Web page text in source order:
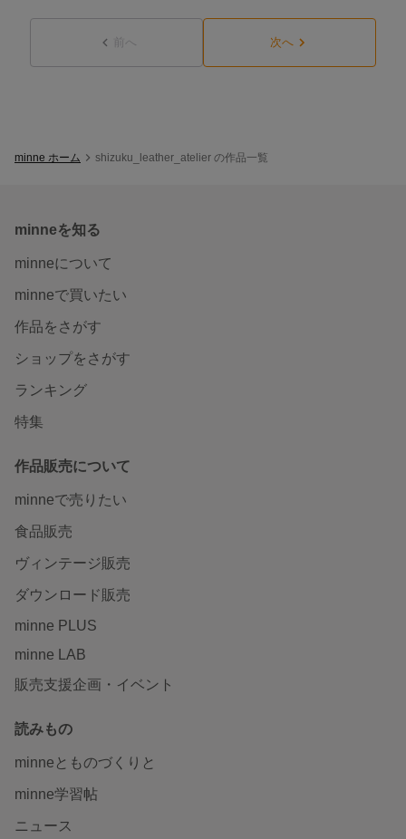
前へ 次へ
minne ホーム shizuku_leather_atelier の作品一覧
minneを知る
minneについて
minneで買いたい
作品をさがす
ショップをさがす
ランキング
特集
作品販売について
minneで売りたい
食品販売
ヴィンテージ販売
ダウンロード販売
minne PLUS
minne LAB
販売支援企画・イベント
読みもの
minneとものづくりと
minne学習帖
ニュース